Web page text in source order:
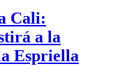
Cali:
a la
Espriella